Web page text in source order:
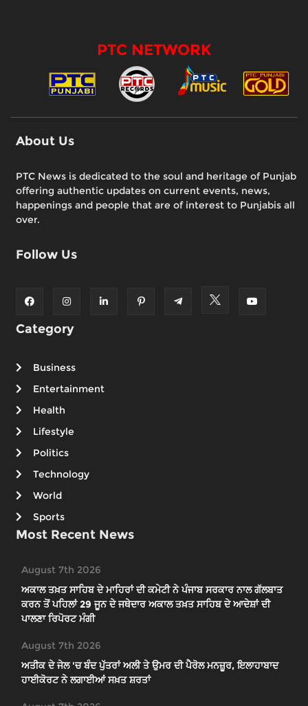
PTC NETWORK
About Us
PTC News is dedicated to the soul and heritage of Punjab
offering authentic updates on current events, news,
happenings and people that are of interest to Punjabis all
over.
Follow Us
Category
Business
Entertainment
Health
Lifestyle
Politics
Technology
World
Sports
Most Recent News
August 7th 2026
ਅਕਾਲ ਤਖ਼ਤ ਸਾਹਿਬ ਦੇ ਮਾਹਿਰਾਂ ਦੀ ਕਮੇਟੀ ਨੇ ਪੰਜਾਬ ਸਰਕਾਰ ਨਾਲ ਗੱਲਬਾਤ
ਕਰਨ ਤੋਂ ਪਹਿਲਾਂ 29 ਜੂਨ ਦੇ ਜਥੇਦਾਰ ਅਕਾਲ ਤਖ਼ਤ ਸਾਹਿਬ ਦੇ ਆਦੇਸ਼ਾਂ ਦੀ
ਪਾਲਣਾ ਰਿਪੋਰਟ ਮੰਗੀ
August 7th 2026
ਅਤੀਕ ਦੇ ਜੇਲ 'ਚ ਬੰਦ ਪੁੱਤਰਾਂ ਅਲੀ ਤੇ ਉਮਰ ਦੀ ਪੈਰੋਲ ਮਨਜ਼ੂਰ, ਇਲਾਹਾਬਾਦ
ਹਾਈਕੋਰਟ ਨੇ ਲਗਾਈਆਂ ਸਖ਼ਤ ਸ਼ਰਤਾਂ